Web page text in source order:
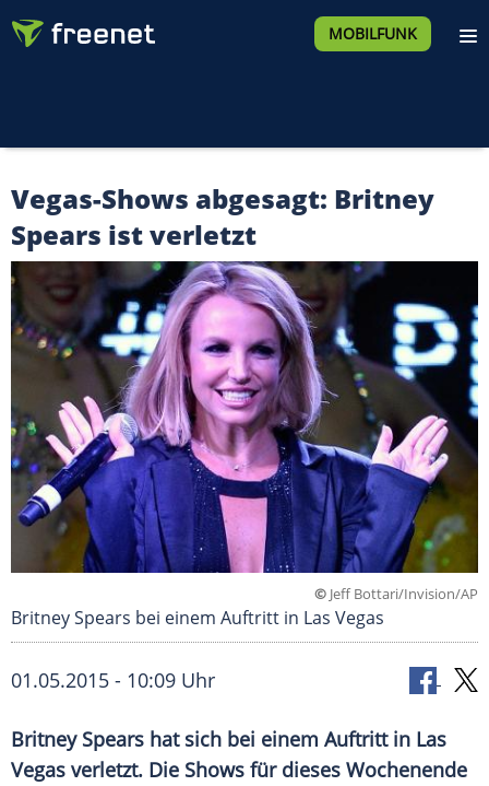
MOBILFUNK
Vegas-Shows abgesagt: Britney
Spears ist verletzt
© Jeff Bottari/Invision/AP
Britney Spears bei einem Auftritt in Las Vegas
01.05.2015 - 10:09 Uhr
Britney Spears hat sich bei einem Auftritt in Las
Vegas verletzt. Die Shows für dieses Wochenende